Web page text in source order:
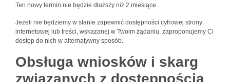
Ten nowy termin nie będzie dłuższy niż 2 miesiące.
Jeżeli nie będziemy w stanie zapewnić dostępności cyfrowej strony
internetowej lub treści, wskazanej w Twoim żądaniu, zaproponujemy Ci
dostęp do nich w alternatywny sposób.
Obsługa wniosków i skarg
związanych z dostępnością